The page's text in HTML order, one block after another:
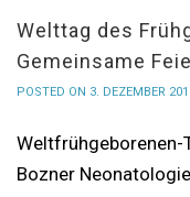
Welttag des
Gemeinsame
POSTED ON 3. DEZEMBER
Weltfrühgeborenen-
Bozner